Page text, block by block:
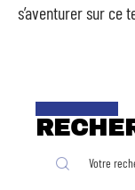
s’aventurer sur ce